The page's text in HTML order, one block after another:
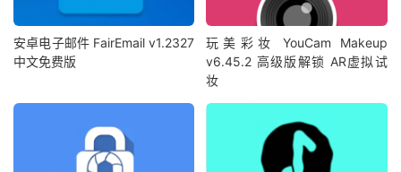
安卓电子邮件 FairEmail v1.2327
中文免费版
玩美彩妆 YouCam Makeup
v6.45.2 高级版解锁 AR虚拟试
妆